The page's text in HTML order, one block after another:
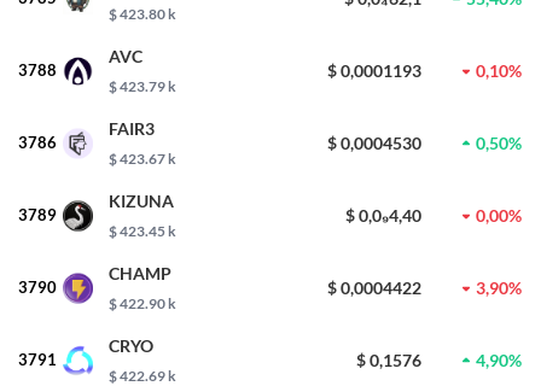
$ 423.80 k
3788
AVC
$ 423.79 k
$ 0,0001193 0,10%
3786
FAIR3
$ 423.67 k
$ 0,0004530 0,50%
3789
KIZUNA
$ 423.45 k
$ 0,0₉4,40 0,00%
3790
CHAMP
$ 422.90 k
$ 0,0004422 3,90%
3791
CRYO
$ 422.69 k
$ 0,1576 4,90%